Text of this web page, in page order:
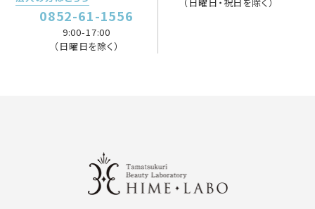
0852-61-1556
9:00-17:00
（日曜日を除く）